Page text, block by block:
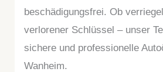
beschädigungsfrei. Ob
verlorener Schlüssel – unser
sichere und professionelle
Wanheim.